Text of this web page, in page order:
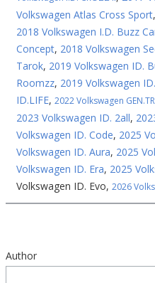
Volkswagen Atlas Cross Sport,
2018 Volkswagen I.D. Buzz
Concept, 2018 Volkswagen
Tarok, 2019 Volkswagen ID.
Roomzz, 2019 Volkswagen
ID.LIFE, 2022 Volkswagen
2023 Volkswagen ID. 2all,
Volkswagen ID. Code, 2025
Volkswagen ID. Aura, 2025
Volkswagen ID. Era, 2025
Volkswagen ID. Evo, 2026
Author